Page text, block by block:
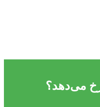
می‌دهد؟